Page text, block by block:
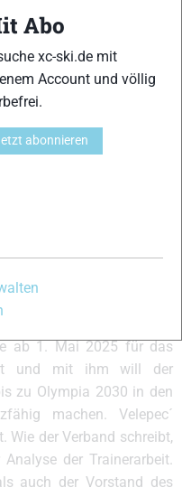
bis
auch in Polen ist die
Vierjahres-Zyklus
ab 1. Mai 2025 für das
und mit ihm will der
zu Olympia 2030 in den
machen. Velepec´
Wie der Verband schreibt,
der Trainerarbeit.
auch der Vorstand des
Abo
xc-ski.de mit
Account und völlig
abonnieren